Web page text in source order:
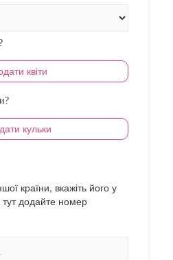
квіти
кульки
країни, вкажіть його у
додайте номер